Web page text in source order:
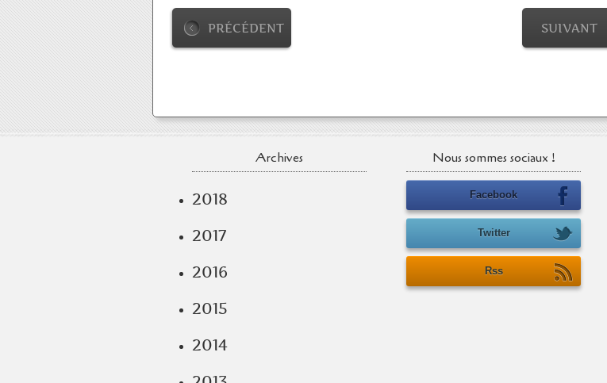
PRÉCÉDENT SUIVANT
Archives
2018
2017
2016
2015
2014
Nous sommes sociaux !
Facebook
Twitter
Rss